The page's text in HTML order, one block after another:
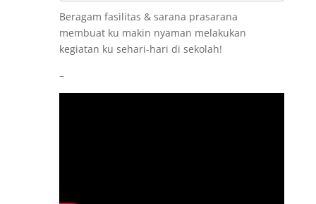
Beragam fasilitas & sarana prasarana
membuat ku makin nyaman melakukan
kegiatan ku sehari-hari di sekolah!
–